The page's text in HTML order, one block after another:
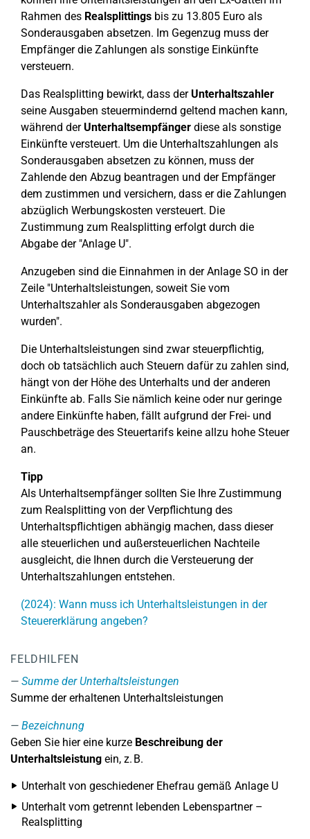
Rahmen des Realsplittings bis zu 13.805 Euro als
Sonderausgaben absetzen. Im Gegenzug muss der
Empfänger die Zahlungen als sonstige Einkünfte
versteuern.
Das Realsplitting bewirkt, dass der Unterhaltszahler
seine Ausgaben steuermindernd geltend machen kann,
während der Unterhaltsempfänger diese als sonstige
Einkünfte versteuert. Um die Unterhaltszahlungen als
Sonderausgaben absetzen zu können, muss der
Zahlende den Abzug beantragen und der Empfänger
dem zustimmen und versichern, dass er die Zahlungen
abzüglich Werbungskosten versteuert. Die
Zustimmung zum Realsplitting erfolgt durch die
Abgabe der "Anlage U".
Anzugeben sind die Einnahmen in der Anlage SO in der
Zeile "Unterhaltsleistungen, soweit Sie vom
Unterhaltszahler als Sonderausgaben abgezogen
wurden".
Die Unterhaltsleistungen sind zwar steuerpflichtig,
doch ob tatsächlich auch Steuern dafür zu zahlen sind,
hängt von der Höhe des Unterhalts und der anderen
Einkünfte ab. Falls Sie nämlich keine oder nur geringe
andere Einkünfte haben, fällt aufgrund der Frei- und
Pauschbeträge des Steuertarifs keine allzu hohe Steuer
an.
Tipp
Als Unterhaltsempfänger sollten Sie Ihre Zustimmung
zum Realsplitting von der Verpflichtung des
Unterhaltspflichtigen abhängig machen, dass dieser
alle steuerlichen und außersteuerlichen Nachteile
ausgleicht, die Ihnen durch die Versteuerung der
Unterhaltszahlungen entstehen.
(2024): Wann muss ich Unterhaltsleistungen in der
Steuererklärung angeben?
FELDHILFEN
Summe der Unterhaltsleistungen
Summe der erhaltenen Unterhaltsleistungen
Bezeichnung
Geben Sie hier eine kurze Beschreibung der
Unterhaltsleistung ein, z. B.
Unterhalt von geschiedener Ehefrau gemäß Anlage U
Unterhalt vom getrennt lebenden Lebenspartner –
Realsplitting